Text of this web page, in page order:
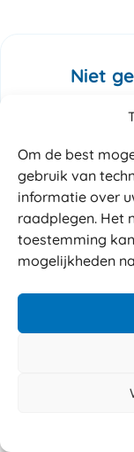
Om de best
gebruik van
informatie over
raadplegen. Het
toestemming
mogelijkheden
Niet
FillPak Grasikraft
Opvulpapier rol
Duurzaam papier
Papieren tassen